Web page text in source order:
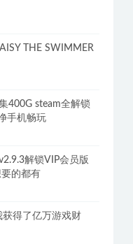
THE SWIMMER
400G steam全解锁
手机畅玩
解锁VIP会员版
的都有
得了亿万游戏财